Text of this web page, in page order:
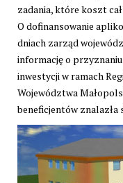
zadania, które koszt
O dofinansowanie
dniach zarząd
informację o
inwestycji w ramach
Województwa
beneficjentów znalazła